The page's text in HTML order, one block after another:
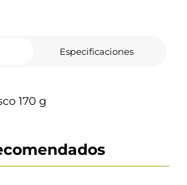
Especificaciones
170 g